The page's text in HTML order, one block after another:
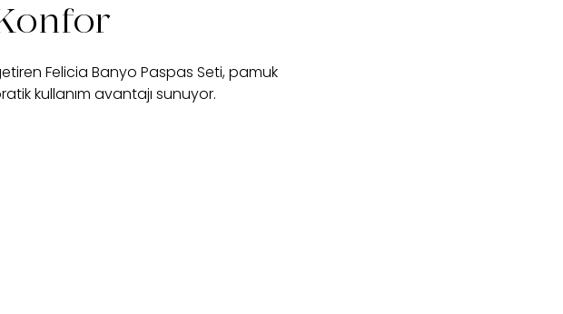
Felicia Banyo Paspas Seti, pamuk
kullanım avantajı sunuyor.